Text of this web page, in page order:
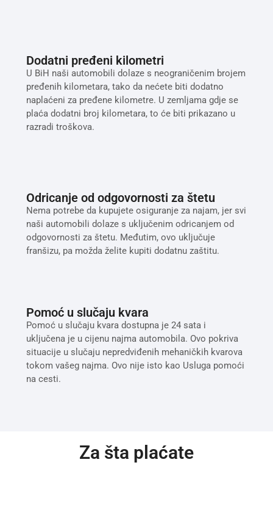
Dodatni pređeni kilometri
U BiH naši automobili dolaze s neograničenim brojem
pređenih kilometara, tako da nećete biti dodatno
naplaćeni za pređene kilometre. U zemljama gdje se
plaća dodatni broj kilometara, to će biti prikazano u
razradi troškova.
Odricanje od odgovornosti za štetu
Nema potrebe da kupujete osiguranje za najam, jer svi
naši automobili dolaze s uključenim odricanjem od
odgovornosti za štetu. Međutim, ovo uključuje
franšizu, pa možda želite kupiti dodatnu zaštitu.
Pomoć u slučaju kvara
Pomoć u slučaju kvara dostupna je 24 sata i
uključena je u cijenu najma automobila. Ovo pokriva
situacije u slučaju nepredviđenih mehaničkih kvarova
tokom vašeg najma. Ovo nije isto kao Usluga pomoći
na cesti.
Za šta plaćate